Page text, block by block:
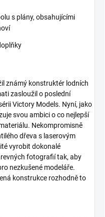
s plány, obsahujícími
známý konstruktér lodních
zasloužil o poslední
Victory Models. Nyní, jako
svou ambici o co nejlepší
Nekompromisně
dřeva s laserovým
vyrobit dokonalé
fotografií tak, aby
nezkušené modeláře.
konstrukce rozhodně to